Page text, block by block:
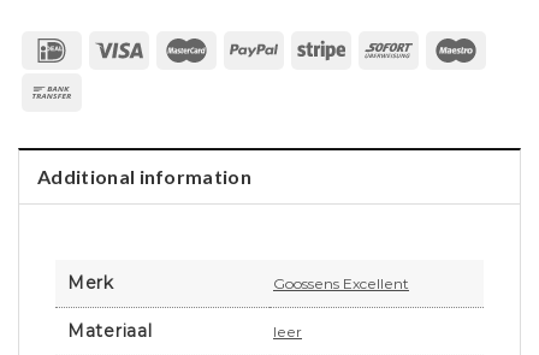
Additional information
Merk Goossens Excellent
Materiaal leer